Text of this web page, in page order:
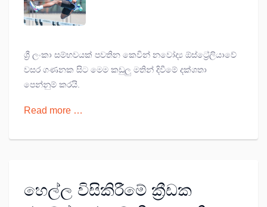
ශ්‍රී ලංකා සම්භවයක් පවතින කෙවින් නවෝද්‍ය ඕස්ට්‍රේලියාවේ
වසර ගණනක සිට මෙම කඩුලු මතින් දිවීමේ දක්ශතා
පෙන්නුම් කරයි.
Read more …
හෙල්ල විසිකිරීමේ ක්‍රීඩක